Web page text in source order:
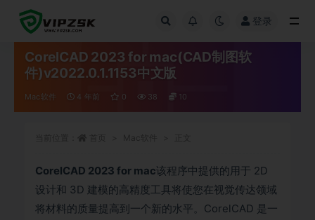
登录
CorelCAD 2023 for mac(CAD制图软
件)v2022.0.1.1153中文版
Mac软件 4 年前 0 38 10
CorelCAD 2023 for mac该程序中提供的用于 2D
设计和 3D 建模的高精度工具将使您在视觉传达领域
将材料的质量提高到一个新的水平。CorelCAD 是一